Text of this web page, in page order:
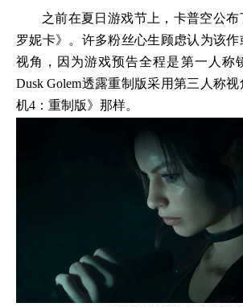
之前在夏日游戏节上，卡普空公
罗妮卡》。许多粉丝心生顾虑认为该
视角，因为游戏预告全程是第一人称
Dusk Golem透露重制版采用第三人称
机4：重制版》那样。